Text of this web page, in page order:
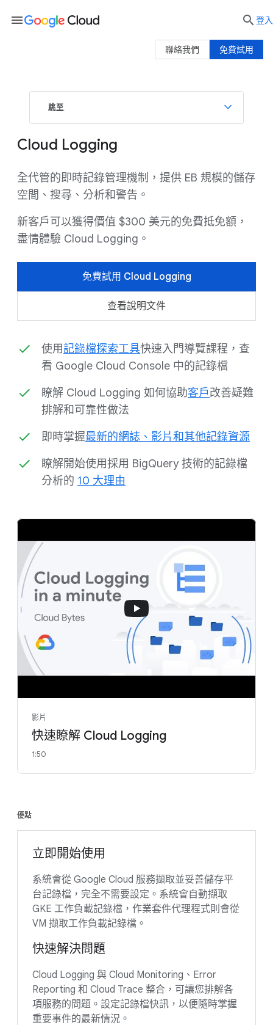
跳至
Cloud Logging
全代管的即時記錄管理機制，提供 EB 規模的儲存
空間、搜尋、分析和警告。
新客戶可以獲得價值 $300 美元的免費抵免額，
盡情體驗 Cloud Logging。
免費試用 Cloud Logging
查看說明文件
使用記錄檔探索工具快速入門導覽課程，查
看 Google Cloud Console 中的記錄檔
瞭解 Cloud Logging 如何協助客戶改善疑難
排解和可靠性做法
即時掌握最新的網誌、影片和其他記錄資源
瞭解開始使用採用 BigQuery 技術的記錄檔
分析的 10 大理由
影片
快速瞭解 Cloud Logging
1:50
優點
立即開始使用
系統會從 Google Cloud 服務擷取並妥善儲存平
台記錄檔，完全不需要設定。系統會自動擷取
GKE 工作負載記錄檔，作業套件代理程式則會從
VM 擷取工作負載記錄檔。
快速解決問題
Cloud Logging 與 Cloud Monitoring、Error
Reporting 和 Cloud Trace 整合，可讓您排解各
項服務的問題。設定記錄檔快訊，以便隨時掌握
重要事件的最新情況。
menu  登入
免費試用
聯絡我們